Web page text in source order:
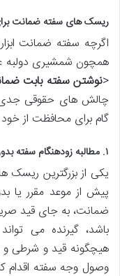
ریسک های سفته ضمانت برای
اگرچه سفته ضمانت
همچون شمشیری دولبه
<نوشتن سفته بابت
چالش های حقوقی جدی
گام برای محافظت از
۱. مطالبه زودهنگام سفته بدون اثبات نقض تعهد
یکی از بزرگترین ریسک
پیش از موعد مقرر یا
ضمانت، به جای قید
باشد، گیرنده می
هیچگونه قید و شرطی و
وصول وجه سفته اقدام